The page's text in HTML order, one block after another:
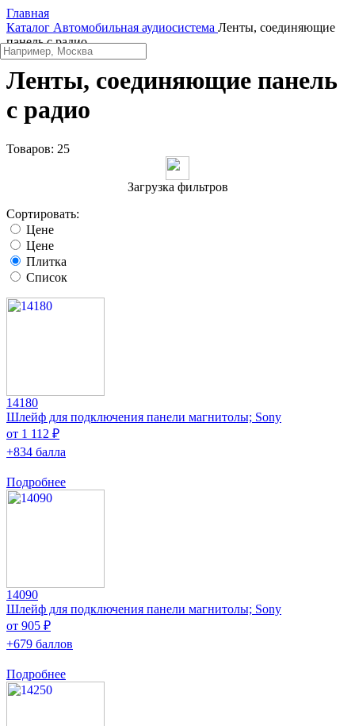
Главная
Каталог Автомобильная аудиосистема Ленты, соединяющие
панель с радио
Ленты, соединяющие панель
с радио
Товаров: 25
Загрузка фильтров
Сортировать:
Цене
Цене
Плитка
Список
14180
Шлейф для подключения панели магнитолы; Sony
от 1 112 ₽
+834 балла
Подробнее
14090
Шлейф для подключения панели магнитолы; Sony
от 905 ₽
+679 баллов
Подробнее